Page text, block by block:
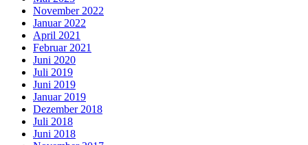
November 2022
Januar 2022
April 2021
Februar 2021
Juni 2020
Juli 2019
Juni 2019
Januar 2019
Dezember 2018
Juli 2018
Juni 2018